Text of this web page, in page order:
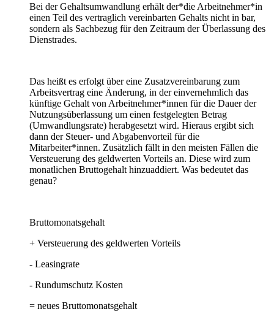
Bei der Gehaltsumwandlung erhält der*die Arbeitnehmer*in
einen Teil des vertraglich vereinbarten Gehalts nicht in bar,
sondern als Sachbezug für den Zeitraum der Überlassung des
Dienstrades.
Das heißt es erfolgt über eine Zusatzvereinbarung zum
Arbeitsvertrag eine Änderung, in der einvernehmlich das
künftige Gehalt von Arbeitnehmer*innen für die Dauer der
Nutzungsüberlassung um einen festgelegten Betrag
(Umwandlungsrate) herabgesetzt wird. Hieraus ergibt sich
dann der Steuer- und Abgabenvorteil für die
Mitarbeiter*innen. Zusätzlich fällt in den meisten Fällen die
Versteuerung des geldwerten Vorteils an. Diese wird zum
monatlichen Bruttogehalt hinzuaddiert. Was bedeutet das
genau?
Bruttomonatsgehalt
+ Versteuerung des geldwerten Vorteils
- Leasingrate
- Rundumschutz Kosten
= neues Bruttomonatsgehalt